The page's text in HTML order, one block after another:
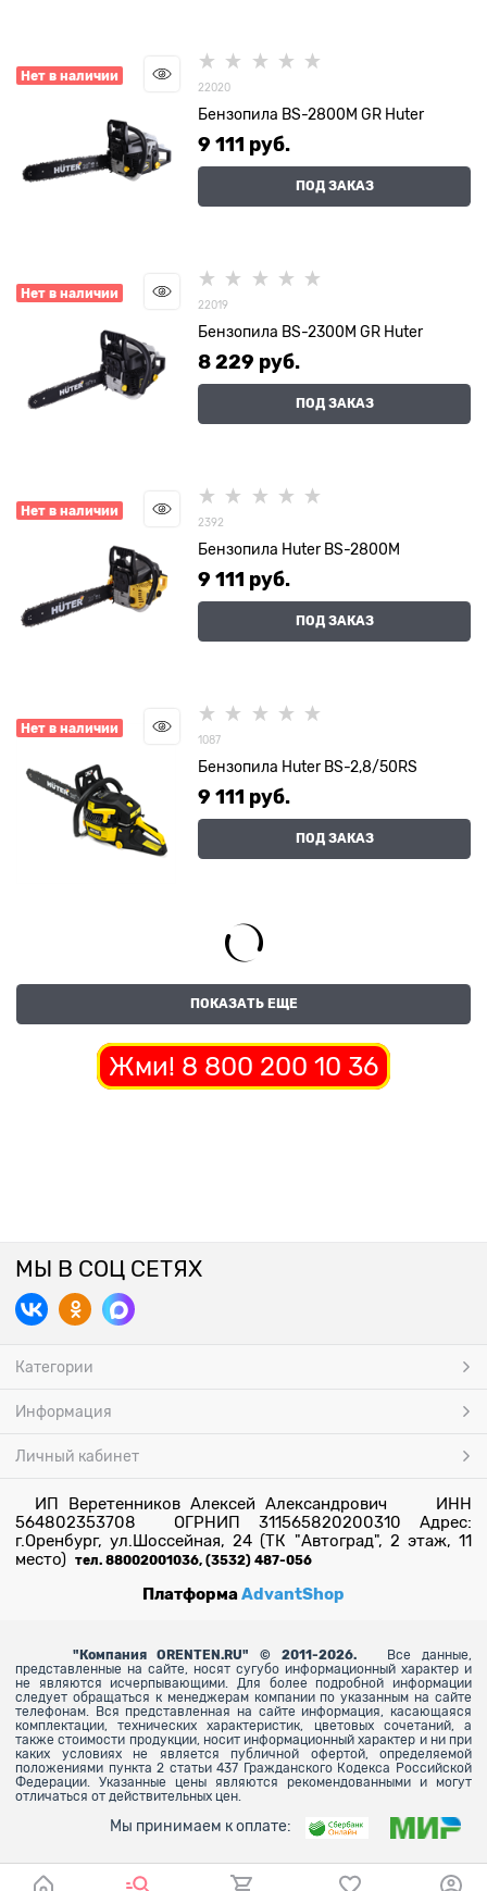
Нет в наличии
22020
Бензопила BS-2800M GR Huter
9 111 руб.
ПОД ЗАКАЗ
Нет в наличии
22019
Бензопила BS-2300М GR Huter
8 229 руб.
ПОД ЗАКАЗ
Нет в наличии
2392
Бензопила Huter BS-2800M
9 111 руб.
ПОД ЗАКАЗ
Нет в наличии
1087
Бензопила Huter BS-2,8/50RS
9 111 руб.
ПОД ЗАКАЗ
ПОКАЗАТЬ ЕЩЕ
Жми! 8 800 200 10 36
МЫ В СОЦ СЕТЯХ
Категории
Информация
Личный кабинет
ИП Веретенников Алексей Александрович ИНН
564802353708 ОГРНИП 311565820200310 Адрес:
г.Оренбург, ул.Шоссейная, 24 (ТК "Автоград", 2 этаж, 11
место) тел. 88002001036, (3532) 487-056
ПлатформаAdvantShop
" Компания ORENTEN.RU" © 2011-2026.
Все данные,
представленные на сайте, носят сугубо информационный характер и
не являются исчерпывающими. Для более подробной информации
следует обращаться к менеджерам компании по указанным на сайте
телефонам. Вся представленная на сайте информация, касающаяся
комплектации, технических характеристик, цветовых сочетаний, а
также стоимости продукции, носит информационный характер и ни при
каких условиях не является публичной офертой, определяемой
положениями пункта 2 статьи 437 Гражданского Кодекса Российской
Федерации. Указанные цены являются рекомендованными и могут
отличаться от действительных цен.
Мы принимаем к оплате: